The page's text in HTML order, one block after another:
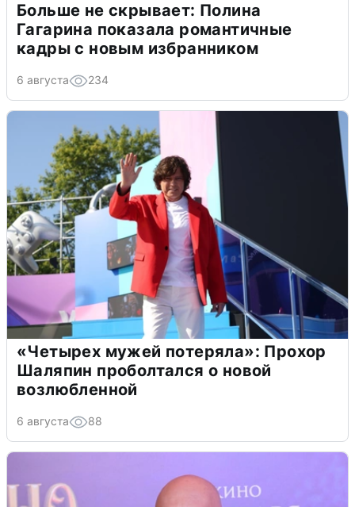
Больше не скрывает: Полина
Гагарина показала романтичные
кадры с новым избранником
6 августа 234
«Четырех мужей потеряла»: Прохор
Шаляпин проболтался о новой
возлюбленной
6 августа 88